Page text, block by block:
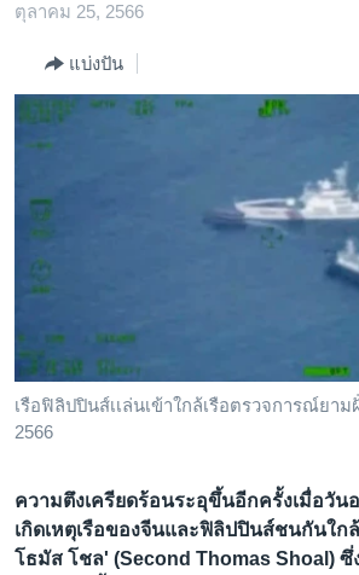
หลัก
การ
ธุรกิจ
วิทยาศาสตร์
สังคมและสุขภาพ
ไลฟ์สไตล์
ตรวจสอบข่าว
เรียนรู้ภาษาอังกฤษ
พอดคาสต์
ติดตามเรา
ตุลาคม 25, 2566
แบ่งปัน
เรือฟิลิปปินส์เเล่นเข้าใกล้เรือตรวจการณ์ยา
2566
ความตึงเครียดร้อนระอุขึ้นอีกครั้งเมื่อวัน
เกิดเหตุเรือของจีนและฟิลิปปินส์ชนกันใก
โธมัส โชล' (Second Thomas Shoal)